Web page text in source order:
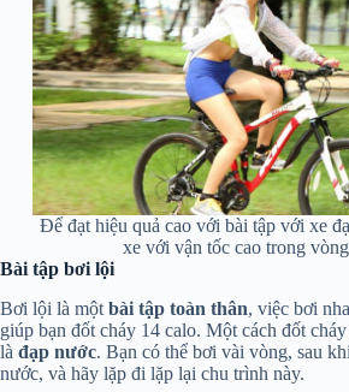
Để đạt hiệu quả cao với bài tập với xe
xe với vận tốc cao trong
Bài tập bơi lội
Bơi lội là một bài tập toàn thân, việc bơi
giúp bạn đốt cháy 14 calo. Một cách đốt
là đạp nước. Bạn có thể bơi vài vòng, sau
nước, và hãy lặp đi lặp lại chu trình này.